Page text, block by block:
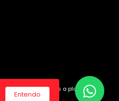
Entendo
utilizamos a plataforma